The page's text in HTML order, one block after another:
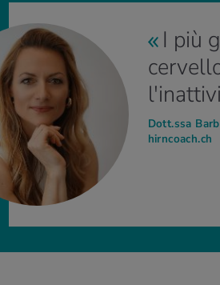
I più
Dott.ssa
hirncoach.ch